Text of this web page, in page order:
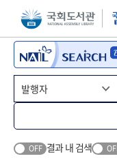
본문 바로가기주메뉴 바로가기
OFF 결과 내 검색